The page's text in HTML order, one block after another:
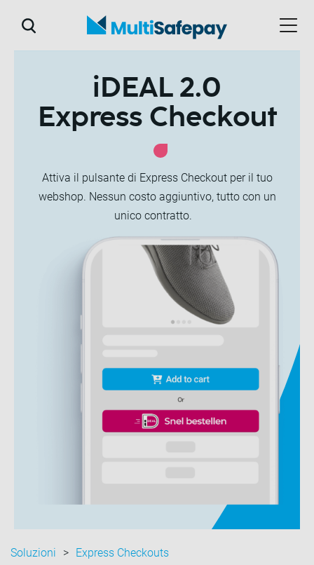
iDEAL 2.0
Express Checkout
Attiva il pulsante di Express Checkout per il tuo
webshop. Nessun costo aggiuntivo, tutto con un
unico contratto.
Soluzioni Express Checkouts